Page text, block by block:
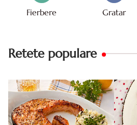
Fierbere Gratar
Retete populare